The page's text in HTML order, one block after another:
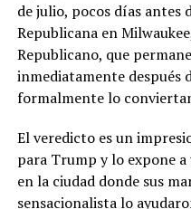
de julio, pocos días antes
Republicana en
Republicano, que
inmediatamente después
formalmente lo
El veredicto es un
para Trump y lo expone
en la ciudad donde sus
sensacionalista lo